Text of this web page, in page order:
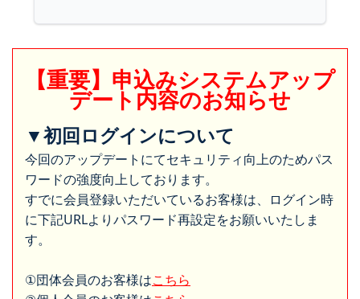
【重要】申込みシステムアップ
デート内容のお知らせ
▼初回ログインについて
今回のアップデートにてセキュリティ向上のためパス
ワードの強度向上しております。
すでに会員登録いただいているお客様は、ログイン時
に下記URLよりパスワード再設定をお願いいたしま
す。
①団体会員のお客様はこちら